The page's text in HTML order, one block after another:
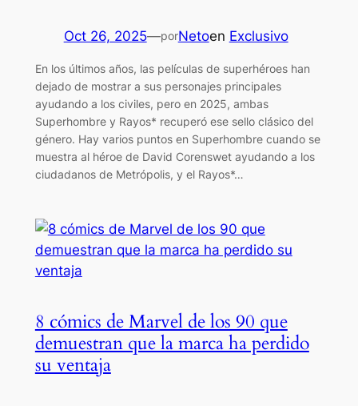
Oct 26, 2025—porNetoen Exclusivo
En los últimos años, las películas de superhéroes han
dejado de mostrar a sus personajes principales
ayudando a los civiles, pero en 2025, ambas
Superhombre y Rayos* recuperó ese sello clásico del
género. Hay varios puntos en Superhombre cuando se
muestra al héroe de David Corenswet ayudando a los
ciudadanos de Metrópolis, y el Rayos*…
8 cómics de Marvel de los 90 que
demuestran que la marca ha perdido
su ventaja